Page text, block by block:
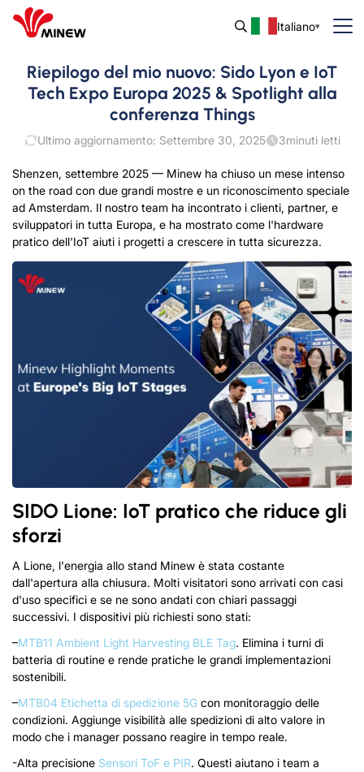
Italiano
Riepilogo del mio nuovo: Sido Lyon e IoT
Tech Expo Europa 2025 & Spotlight alla
conferenza Things
Ultimo aggiornamento: Settembre 30, 2025 3minuti letti
Shenzen, settembre 2025 — Minew ha chiuso un mese intenso
on the road con due grandi mostre e un riconoscimento speciale
ad Amsterdam. Il nostro team ha incontrato i clienti, partner, e
sviluppatori in tutta Europa, e ha mostrato come l'hardware
pratico dell'IoT aiuti i progetti a crescere in tutta sicurezza.
SIDO Lione: IoT pratico che riduce gli
sforzi
A Lione, l'energia allo stand Minew è stata costante
dall'apertura alla chiusura. Molti visitatori sono arrivati ​​con casi
d'uso specifici e se ne sono andati con chiari passaggi
successivi. I dispositivi più richiesti sono stati:
–MTB11 Ambient Light Harvesting BLE Tag. Elimina i turni di
batteria di routine e rende pratiche le grandi implementazioni
sostenibili.
–MTB04 Etichetta di spedizione 5G con monitoraggio delle
condizioni. Aggiunge visibilità alle spedizioni di alto valore in
modo che i manager possano reagire in tempo reale.
-Alta precisione Sensori ToF e PIR. Questi aiutano i team a